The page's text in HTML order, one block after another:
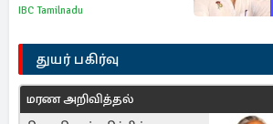
IBC Tamilnadu
துயர் பகிர்வு
மரண அறிவித்தல்